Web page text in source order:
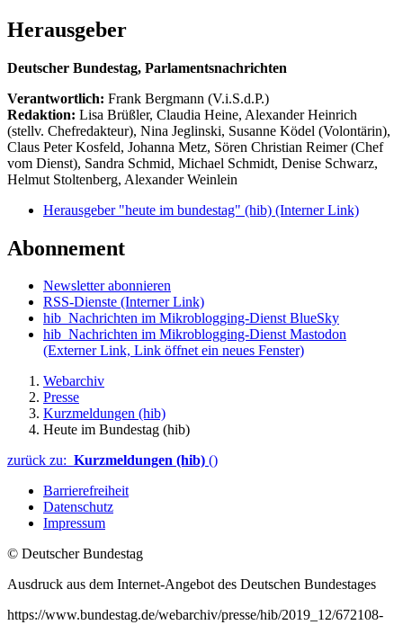
Herausgeber
Deutscher Bundestag, Parlamentsnachrichten
Verantwortlich: Frank Bergmann (V.i.S.d.P.)
Redaktion: Lisa Brüßler, Claudia Heine, Alexander Heinrich
(stellv. Chefredakteur), Nina Jeglinski, Susanne Ködel (Volontärin),
Claus Peter Kosfeld, Johanna Metz, Sören Christian Reimer (Chef
vom Dienst), Sandra Schmid, Michael Schmidt, Denise Schwarz,
Helmut Stoltenberg, Alexander Weinlein
Herausgeber "heute im bundestag" (hib) (Interner Link)
Abonnement
Newsletter abonnieren
RSS-Dienste (Interner Link)
hib_Nachrichten im Mikroblogging-Dienst BlueSky
hib_Nachrichten im Mikroblogging-Dienst Mastodon
(Externer Link, Link öffnet ein neues Fenster)
Webarchiv
Presse
Kurzmeldungen (hib)
Heute im Bundestag (hib)
zurück zu: Kurzmeldungen (hib) ()
Barrierefreiheit
Datenschutz
Impressum
© Deutscher Bundestag
Ausdruck aus dem Internet-Angebot des Deutschen Bundestages
https://www.bundestag.de/webarchiv/presse/hib/2019_12/672108-